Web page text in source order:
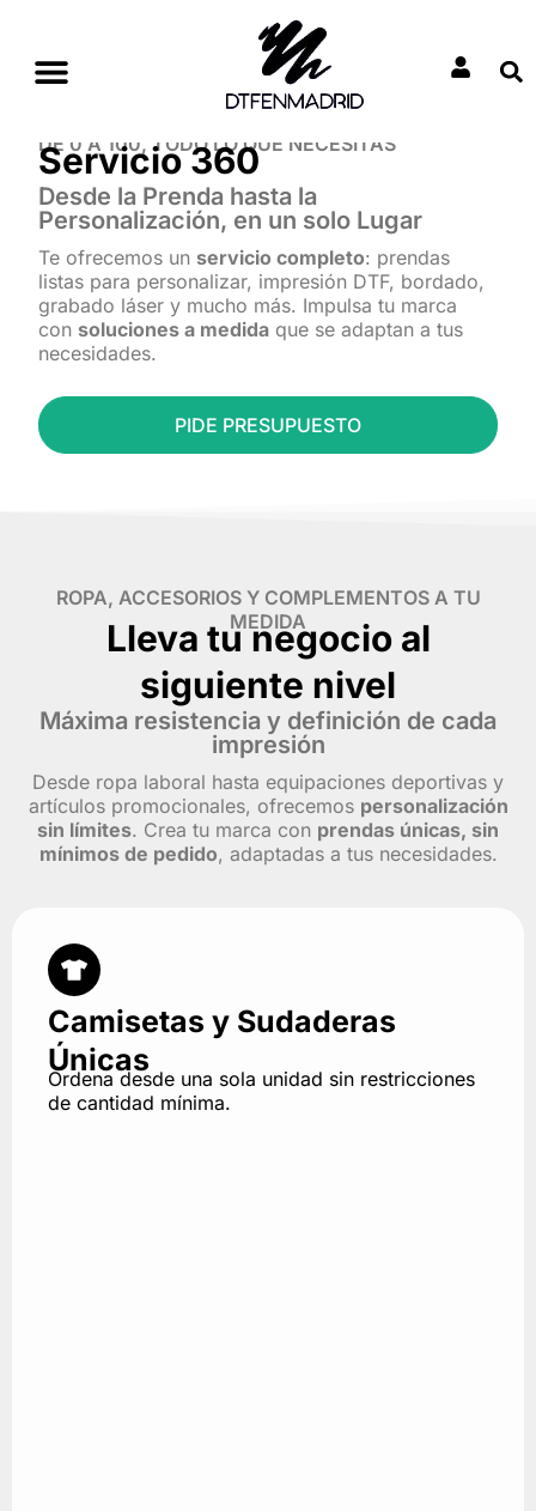
contenido
DE 0 A 100, TODO LO QUE NECESITAS
Servicio 360
Desde la Prenda hasta la
Personalización, en un solo Lugar
Te ofrecemos un servicio completo: prendas
listas para personalizar, impresión DTF, bordado,
grabado láser y mucho más. Impulsa tu marca
con soluciones a medida que se adaptan a tus
necesidades.
PIDE PRESUPUESTO
ROPA, ACCESORIOS Y COMPLEMENTOS A TU
MEDIDA
Lleva tu negocio al
siguiente nivel
Máxima resistencia y definición de cada
impresión
Desde ropa laboral hasta equipaciones deportivas y
artículos promocionales, ofrecemos personalización
sin límites. Crea tu marca con prendas únicas, sin
mínimos de pedido, adaptadas a tus necesidades.
Camisetas y Sudaderas
Únicas
Ordena desde una sola unidad sin restricciones
de cantidad mínima.